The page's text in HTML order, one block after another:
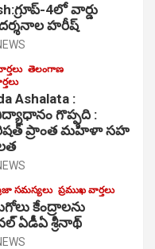
4లో వార్డు
హరీష్
తెలంగాణ
Ashalata :
గొప్పది :
ప్రాంత మహిళా సహ
సమస్యలు ప్రముఖ వార్తలు
కేంద్రాల‌ను
ఏడీఏ శ్రీనాథ్